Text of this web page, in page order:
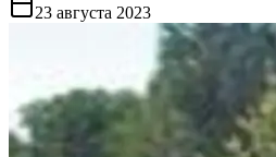
23 августа 2023